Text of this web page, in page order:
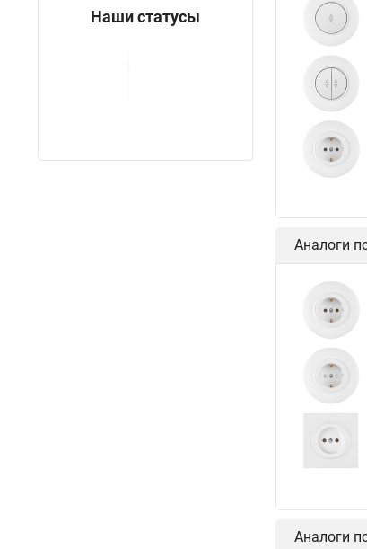
Наши статусы
Аналоги
Аналоги